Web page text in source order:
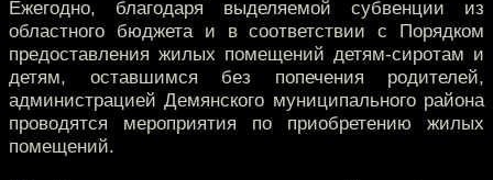
Ежегодно, благодаря выделяемой субвенции из
областного бюджета и в соответствии с Порядком
предоставления жилых помещений детям-сиротам и
детям, оставшимся без попечения родителей,
администрацией Демянского муниципального района
проводятся мероприятия по приобретению жилых
помещений.